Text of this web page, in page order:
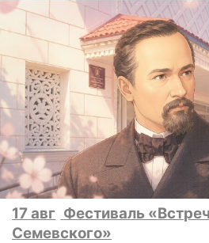
17 авг Фестиваль
Семевского»